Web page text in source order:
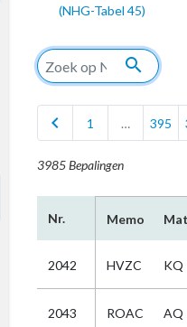
(NHG-Tabel 45)
search
chevron_left 1 … 395
3985 Bepalingen
Nr. Memo
2042 HVZC KQ
2043 ROAC AQ